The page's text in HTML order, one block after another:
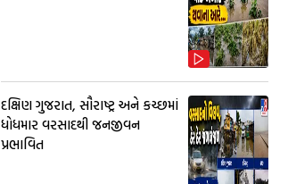
દક્ષિણ ગુજરાત, સૌરાષ્ટ્ર અને કચ્છમાં
ધોધમાર વરસાદથી જનજીવન
પ્રભાવિત